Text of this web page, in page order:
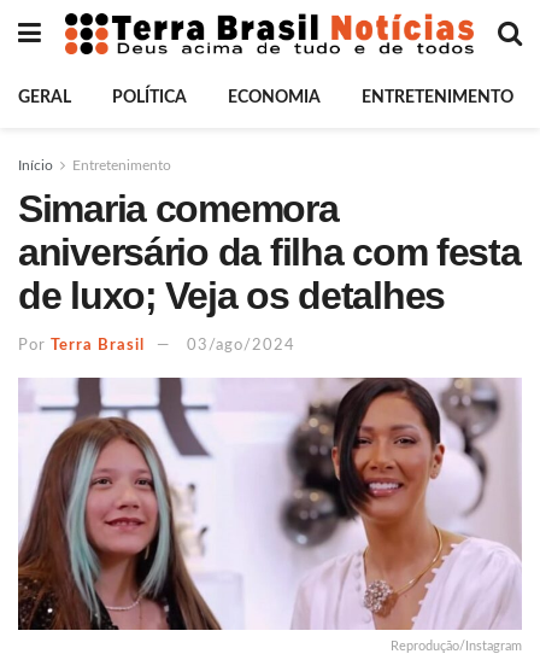
GERAL POLÍTICA ECONOMIA ENTRETENIMENTO
Início Entretenimento
Simaria comemora
aniversário da filha com festa
de luxo; Veja os detalhes
Por Terra Brasil 03/ago/2024
Reprodução/Instagram